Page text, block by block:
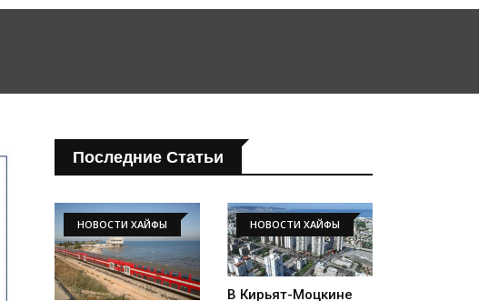
Последние Статьи
НОВОСТИ ХАЙФЫ НОВОСТИ ХАЙФЫ
В Кирьят-Моцкине